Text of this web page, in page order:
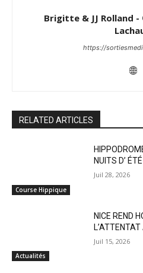
Brigitte & JJ Rolland
https://
RELATED ARTICLES
Course Hippique
NUITS D’ ÉTÉ
Juil 28, 2026
Actualités
NICE REND
Juil 15, 2026